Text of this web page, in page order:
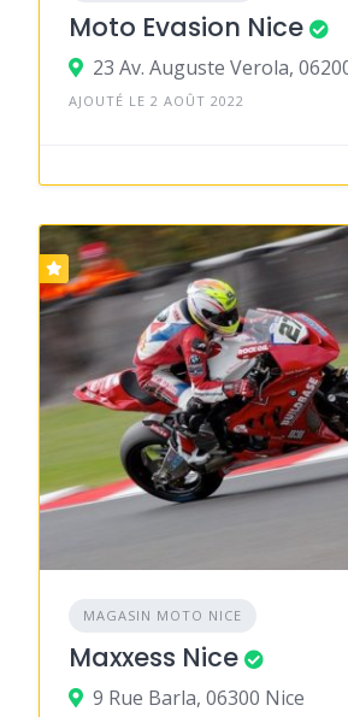
Moto Evasion Nice
23 Av. Auguste Verola,
AJOUTÉ LE 2 AOÛT 2022
MAGASIN MOTO NICE
Maxxess Nice
9 Rue Barla, 06300 Nice